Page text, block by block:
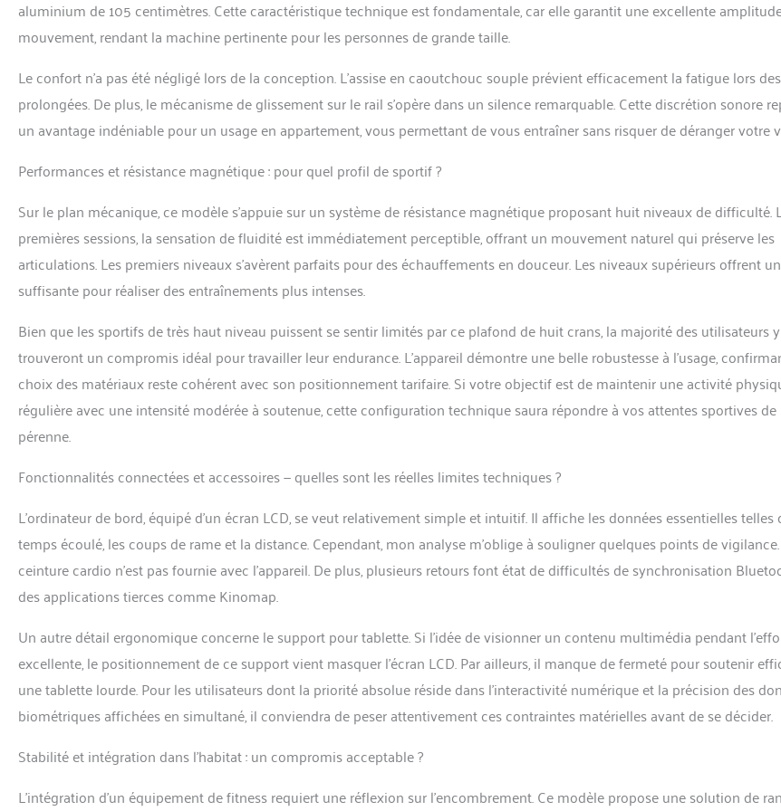
aluminium de 105 centimètres. Cette caractéristique technique est fondamentale, car elle garantit une excellente
mouvement, rendant la machine pertinente pour les personnes de grande taille.
Le confort n’a pas été négligé lors de la conception. L’assise en caoutchouc souple prévient efficacement la fatigue lors
prolongées. De plus, le mécanisme de glissement sur le rail s’opère dans un silence remarquable. Cette discrétion sonore
un avantage indéniable pour un usage en appartement, vous permettant de vous entraîner sans risquer de déranger votre
Performances et résistance magnétique : pour quel profil de sportif ?
Sur le plan mécanique, ce modèle s’appuie sur un système de résistance magnétique proposant huit niveaux de difficulté.
premières sessions, la sensation de fluidité est immédiatement perceptible, offrant un mouvement naturel qui préserve les
articulations. Les premiers niveaux s’avèrent parfaits pour des échauffements en douceur. Les niveaux supérieurs offrent
suffisante pour réaliser des entraînements plus intenses.
Bien que les sportifs de très haut niveau puissent se sentir limités par ce plafond de huit crans, la majorité des utilisateurs y
trouveront un compromis idéal pour travailler leur endurance. L’appareil démontre une belle robustesse à l’usage,
choix des matériaux reste cohérent avec son positionnement tarifaire. Si votre objectif est de maintenir une activité
régulière avec une intensité modérée à soutenue, cette configuration technique saura répondre à vos attentes sportives
pérenne.
Fonctionnalités connectées et accessoires — quelles sont les réelles limites techniques ?
L’ordinateur de bord, équipé d’un écran LCD, se veut relativement simple et intuitif. Il affiche les données essentielles telles
temps écoulé, les coups de rame et la distance. Cependant, mon analyse m’oblige à souligner quelques points de
ceinture cardio n’est pas fournie avec l’appareil. De plus, plusieurs retours font état de difficultés de synchronisation
des applications tierces comme Kinomap.
Un autre détail ergonomique concerne le support pour tablette. Si l’idée de visionner un contenu multimédia pendant
excellente, le positionnement de ce support vient masquer l’écran LCD. Par ailleurs, il manque de fermeté pour soutenir
une tablette lourde. Pour les utilisateurs dont la priorité absolue réside dans l’interactivité numérique et la précision des
biométriques affichées en simultané, il conviendra de peser attentivement ces contraintes matérielles avant de se décider.
Stabilité et intégration dans l’habitat : un compromis acceptable ?
L’intégration d’un équipement de fitness requiert une réflexion sur l’encombrement. Ce modèle propose une solution de